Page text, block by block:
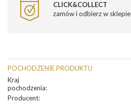
CLICK&COLLECT
zamów i odbierz w sklepie
POCHODZENIE PRODUKTU
Kraj
pochodzenia:
Producent: